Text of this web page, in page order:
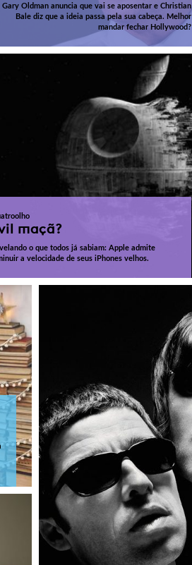
Gary Oldman anuncia que vai se aposentar e Christian
Bale diz que a ideia passa pela sua cabeça. Melhor
mandar fechar Hollywood?
maçã?
o que todos já sabiam: Apple admite
a velocidade de seus iPhones velhos.